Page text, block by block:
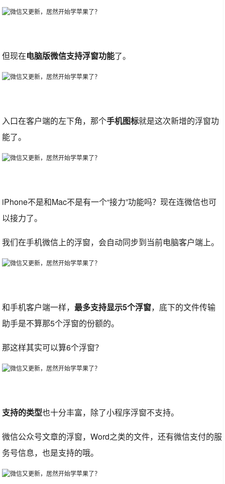
但现在电脑版微信支持浮窗功能了。
入口在客户端的左下角，那个手机图标就是这次新增的浮窗功
能了。
iPhone不是和Mac不是有一个“接力”功能吗？现在连微信也可
以接力了。
我们在手机微信上的浮窗，会自动同步到当前电脑客户端上。
和手机客户端一样，最多支持显示5个浮窗，底下的文件传输
助手是不算那5个浮窗的份额的。
那这样其实可以算6个浮窗？
支持的类型也十分丰富，除了小程序浮窗不支持。
微信公众号文章的浮窗，Word之类的文件，还有微信支付的服
务号信息，也是支持的哦。